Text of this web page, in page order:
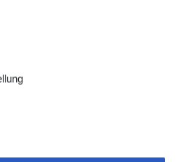
atmungsaktives Vlies
und sterile Qualität
für eine hygienische
– bis zu 7 Tage tragbar
Tag und Nacht geeignet